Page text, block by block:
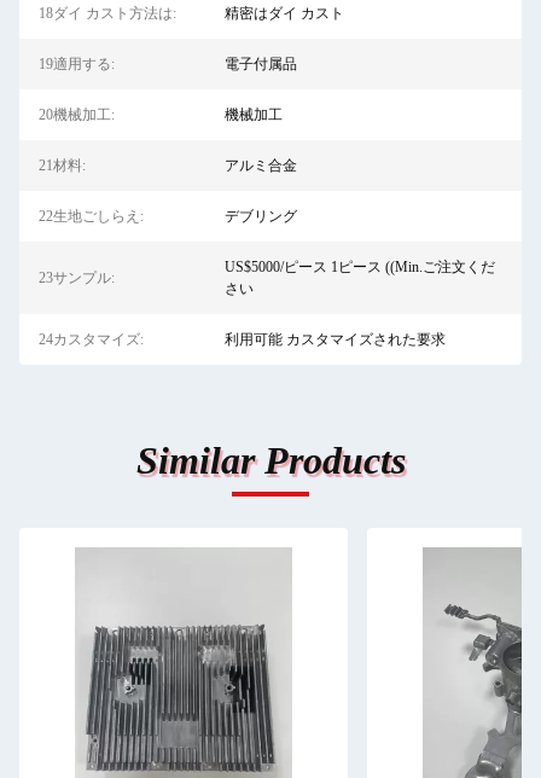
18ダイ カスト方法は: 精密はダイ カスト
19適用する: 電子付属品
20機械加工: 機械加工
21材料: アルミ合金
22生地ごしらえ: デブリング
23サンプル:
US$5000/ピース 1ピース ((Min.ご注文くだ
さい
24カスタマイズ: 利用可能 カスタマイズされた要求
Similar Products